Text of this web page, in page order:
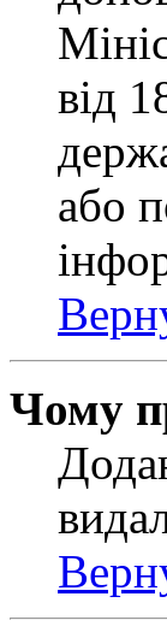
від
або
Чому